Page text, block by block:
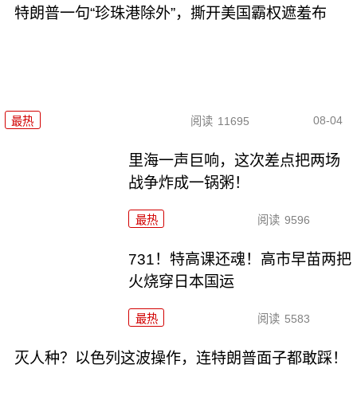
特朗普一句“珍珠港除外”，撕开美国霸权遮羞布
最热 阅读 11695 08-04
里海一声巨响，这次差点把两场
战争炸成一锅粥！
最热 阅读 9596
731！特高课还魂！高市早苗两把
火烧穿日本国运
最热 阅读 5583
灭人种？以色列这波操作，连特朗普面子都敢踩！